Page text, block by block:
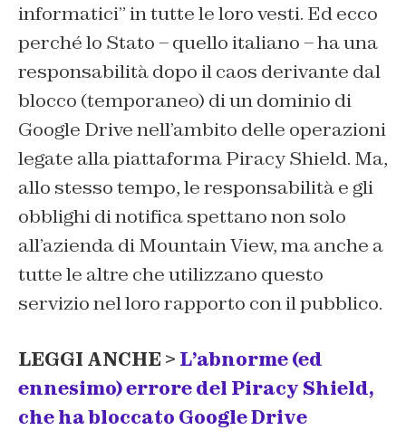
informatici” in tutte le loro vesti. Ed ecco
perché lo Stato – quello italiano – ha una
responsabilità dopo il caos derivante dal
blocco (temporaneo) di un dominio di
Google Drive nell’ambito delle operazioni
legate alla piattaforma Piracy Shield. Ma,
allo stesso tempo, le responsabilità e gli
obblighi di notifica spettano non solo
all’azienda di Mountain View, ma anche a
tutte le altre che utilizzano questo
servizio nel loro rapporto con il pubblico.
LEGGI ANCHE > L’abnorme (ed
ennesimo) errore del Piracy Shield,
che ha bloccato Google Drive